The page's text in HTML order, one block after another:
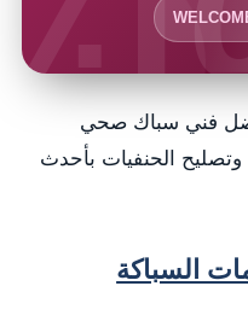
فني سباك صحي
الحنفيات بأحدث
السباكة